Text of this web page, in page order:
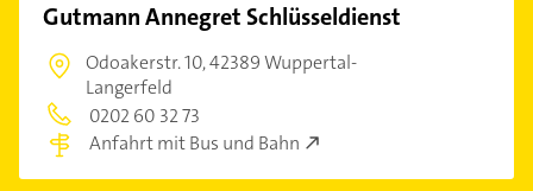
Gutmann Annegret Schlüsseldienst
Odoakerstr. 10,42389 Wuppertal-
Langerfeld
0202 60 32 73
Anfahrt mit Bus und Bahn